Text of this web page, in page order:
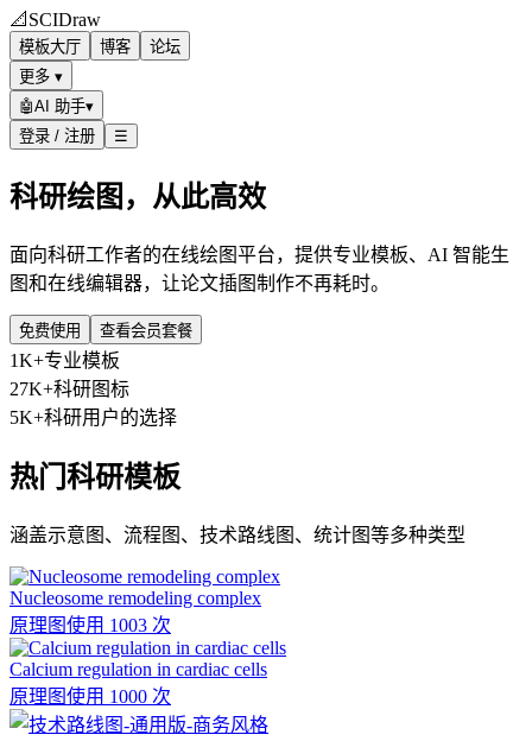
📐 SCIDraw
模板大厅 博客
论坛
更多 ▾
🤖AI 助手▾
登录 / 注册
☰
科研绘图，从此高效
面向科研工作者的在线绘图平台，提供专业模板、AI 智能生
图和在线编辑器，让论文插图制作不再耗时。
免费使用 查看会员套餐
1K+专业模板
27K+科研图标
5K+科研用户的选择
热门科研模板
涵盖示意图、流程图、技术路线图、统计图等多种类型
Nucleosome remodeling complex
原理图使用 1003 次
Calcium regulation in cardiac cells
原理图使用 1000 次